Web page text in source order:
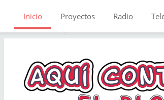
Inicio Proyectos Radio